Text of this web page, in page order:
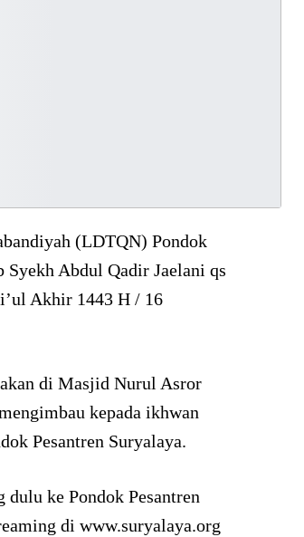
(LDTQN) Pondok
Abdul Qadir Jaelani qs
Akhir 1443 H / 16
di Masjid Nurul Asror
kepada ikhwan
Pesantren Suryalaya.
ke Pondok Pesantren
di www.suryalaya.org